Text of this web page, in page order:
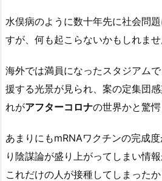
水俣病のように数十年先に社会問
すが、何も起こらないかもしれませ
海外では満員になったスタジアム
援する光景が見られ、案の定集団
れがアフターコロナの世界かと驚愕
あまりにもmRNAワクチンの完成
り陰謀論が盛り上がってしまい情
これだけの人が接種してしまった